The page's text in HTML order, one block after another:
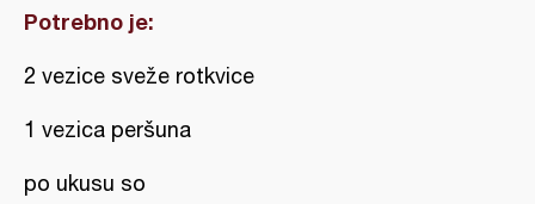
Potrebno je:
2 vezice sveže rotkvice
1 vezica peršuna
po ukusu so